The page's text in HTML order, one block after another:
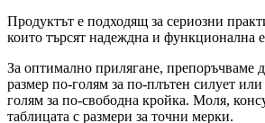
Продуктът е подходящ за сериозни
които търсят надеждна и функционална
За оптимално прилягане, препоръчваме
размер по-голям за по-плътен силует
голям за по-свободна кройка. Моля,
таблицата с размери за точни мерки.